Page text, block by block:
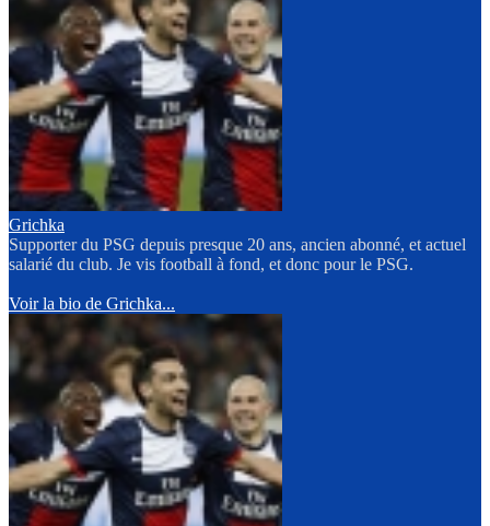
Grichka
Supporter du PSG depuis presque 20 ans, ancien abonné, et actuel
salarié du club. Je vis football à fond, et donc pour le PSG.
Voir la bio de Grichka...